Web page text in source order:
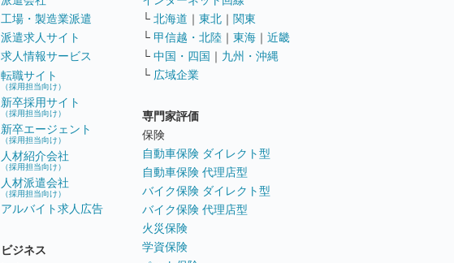
工場・製造業派遣
派遣求人サイト
求人情報サービス
転職サイト
（採用担当向け）
新卒採用サイト
（採用担当向け）
新卒エージェント
（採用担当向け）
人材紹介会社
（採用担当向け）
人材派遣会社
（採用担当向け）
アルバイト求人広告
ビジネス
└ 北海道 ｜ 東北 ｜ 関東
└ 甲信越・北陸 ｜ 東海 ｜ 近畿
└ 中国・四国 ｜ 九州・沖縄
└ 広域企業
専門家評価
保険
自動車保険 ダイレクト型
自動車保険 代理店型
バイク保険 ダイレクト型
バイク保険 代理店型
火災保険
学資保険